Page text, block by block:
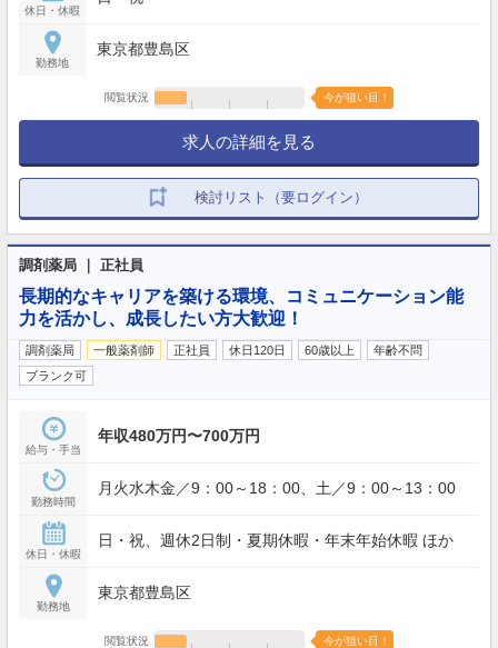
休日・休暇
勤務地
東京都豊島区
閲覧状況 今が狙い目！
求人の詳細を見る
検討リスト（要ログイン）
調剤薬局 ｜ 正社員
長期的なキャリアを築ける環境、コミュニケーション能
力を活かし、成長したい方大歓迎！
調剤薬局 一般薬剤師 正社員 休日120日 60歳以上
年齢不問
ブランク可
給与・手当
年収480万円〜700万円
勤務時間
月火水木金／9：00～18：00、土／9：00～13：00
休日・休暇
日・祝、週休2日制・夏期休暇・年末年始休暇 ほか
勤務地
東京都豊島区
閲覧状況 今が狙い目！